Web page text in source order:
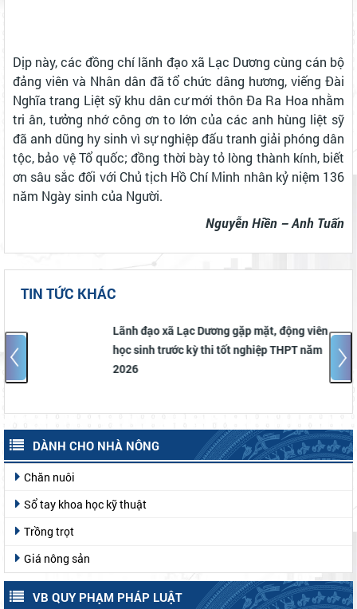
Dịp này, các đồng chí lãnh đạo xã Lạc Dương cùng cán bộ
đảng viên và Nhân dân đã tổ chức dâng hương, viếng Đài
Nghĩa trang Liệt sỹ khu dân cư mới thôn Đa Ra Hoa nhằm
tri ân, tưởng nhớ công ơn to lớn của các anh hùng liệt sỹ
đã anh dũng hy sinh vì sự nghiệp đấu tranh giải phóng dân
tộc, bảo vệ Tổ quốc; đồng thời bày tỏ lòng thành kính, biết
ơn sâu sắc đối với Chủ tịch Hồ Chí Minh nhân kỷ niệm 136
năm Ngày sinh của Người.
Nguyễn Hiền – Anh Tuấn
TIN TỨC KHÁC
viên
Lạc Dương phát động và triển khai Chiến
dịch “Mùa hè số cùng VNeID” năm 2026
DÀNH CHO NHÀ NÔNG
Chăn nuôi
Sổ tay khoa học kỹ thuật
Trồng trọt
Giá nông sản
VB QUY PHẠM PHÁP LUẬT